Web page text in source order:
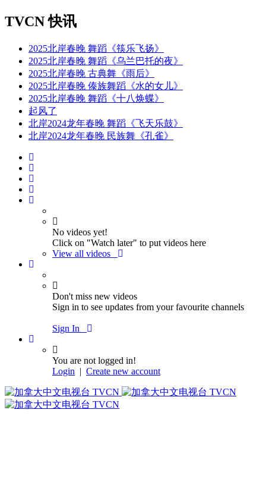
TVCN 快讯
2025北岸春晚 舞蹈《筷乐飞扬》
2025北岸春晚 舞蹈《乌兰巴托的夜》
2025北岸春晚 古典舞《雨后》
2025北岸春晚 傣族舞蹈《水的女儿》
2025北岸春晚 舞蹈《十八焕蝶》
起风了
北岸2024龙年春晚 舞蹈《飞天乐鼓》
北岸2024龙年春晚 民族舞《孔雀》
No videos yet!
Click on "Watch later" to put videos here
View all videos
Don't miss new videos
Sign in to see updates from your favourite channels
Sign In
You are not logged in!
Login | Create new account